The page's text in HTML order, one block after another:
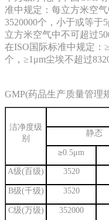
准中规定：每立方米空
3520000个，小于或等于
立方米空气中不可超过
在ISO国际标准中规定：
个，≥1μm尘埃不超过
GMP(药品生产质量管理
洁净度级
别
静态
≥0.5μm
A级( 百级) 3520
B级(千级) 3520
C级(万级) 352000